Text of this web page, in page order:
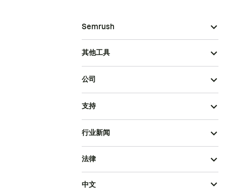
Semrush
其他工具
公司
支持
行业新闻
法律
中文